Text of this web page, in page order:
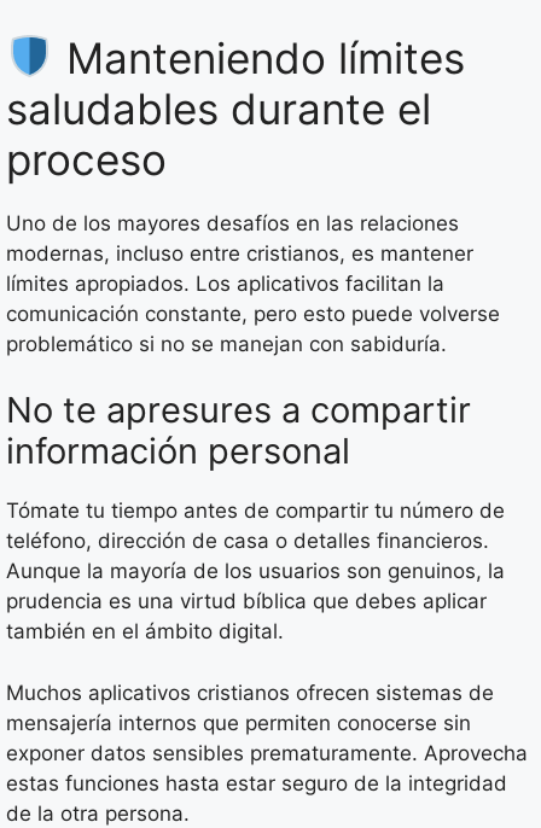
Manteniendo límites
saludables durante el
proceso
Uno de los mayores desafíos en las relaciones
modernas, incluso entre cristianos, es mantener
límites apropiados. Los aplicativos facilitan la
comunicación constante, pero esto puede volverse
problemático si no se manejan con sabiduría.
No te apresures a compartir
información personal
Tómate tu tiempo antes de compartir tu número de
teléfono, dirección de casa o detalles financieros.
Aunque la mayoría de los usuarios son genuinos, la
prudencia es una virtud bíblica que debes aplicar
también en el ámbito digital.
Muchos aplicativos cristianos ofrecen sistemas de
mensajería internos que permiten conocerse sin
exponer datos sensibles prematuramente. Aprovecha
estas funciones hasta estar seguro de la integridad
de la otra persona.